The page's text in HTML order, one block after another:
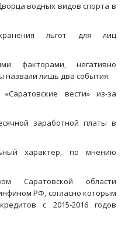
водных видов спорта в
льгот для лиц
факторами, негативно
назвали лишь два события:
вести» из-за
заработной платы в
характер, по мнению
Саратовской области
РФ, согласно которым
с 2015-2016 годов